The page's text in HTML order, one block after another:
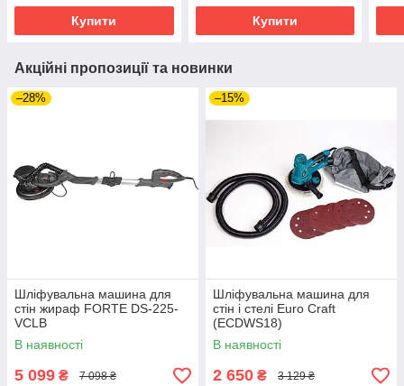
Купити Купити
Акційні пропозиції та новинки
–28%
Шлiфувальна машина для
стiн жираф FORTE DS-225-
VCLВ
В наявності
5 099 ₴ 7 098 ₴
–15%
Шліфувальна машина для
стін і стелі Euro Craft
(ECDWS18)
В наявності
2 650 ₴ 3 129 ₴